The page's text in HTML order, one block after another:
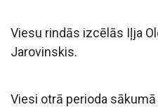
Viesu rindās izcēlās Iļja
Jarovinskis.
Viesi otrā perioda